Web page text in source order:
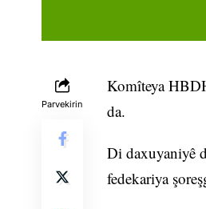
Parvekirin
Komîteya
da.
Di daxuyaniyê
fedekariya